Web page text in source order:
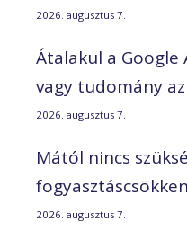
2026. augusztus 7.
Átalakul a
vagy tudomány
2026. augusztus 7.
Mától nincs
2026. augusztus 7.